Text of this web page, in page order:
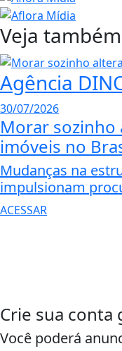
Veja também
Agência
30/07/2026
Morar
imóveis no
Mudanças na
impulsionam
ACESSAR
Crie sua conta
Você poderá